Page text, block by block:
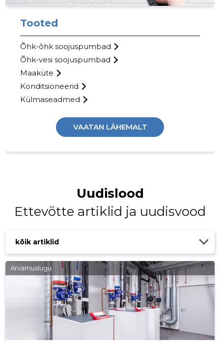
Tooted
Õhk-õhk soojuspumbad
Õhk-vesi soojuspumbad
Maaküte
Konditsioneerid
Külmaseadmed
VAATAN LÄHEMALT
Uudislood
Ettevõtte artiklid ja uudisvood
kõik artiklid
Arvamuslugu